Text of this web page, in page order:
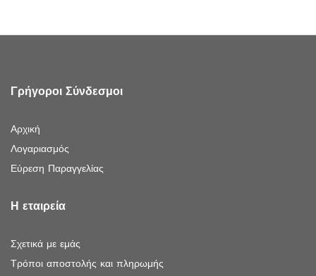
Γρήγοροι Σύνδεσμοι
Αρχική
Λογαριασμός
Εύρεση Παραγγελίας
Η εταιρεία
Σχετικά με εμάς
Τρόποι αποστολής και πληρωμής